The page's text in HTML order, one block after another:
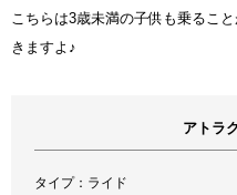
こちらは3歳未満の子供も乗るこ
きますよ♪
アトラ
タイプ：ライド